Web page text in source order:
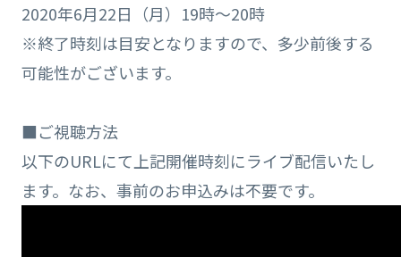
2020年6月22日（月）19時～20時
※終了時刻は目安となりますので、多少前後する
可能性がございます。
■ご視聴方法
以下のURLにて上記開催時刻にライブ配信いたし
ます。なお、事前のお申込みは不要です。